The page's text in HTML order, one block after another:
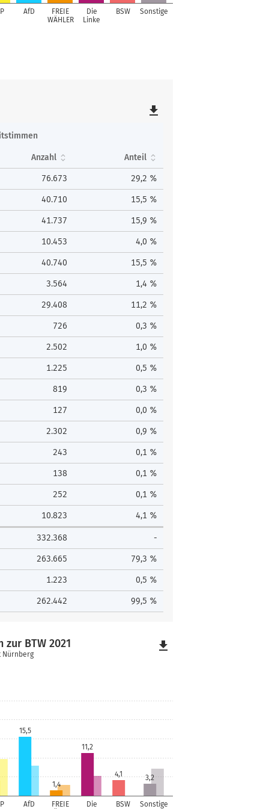
AfD
FREIE
WÄHLER
Die
Linke
BSW Sonstige
file_download
Anzahl Anteil
76.673 29,2 %
40.710 15,5 %
41.737 15,9 %
10.453 4,0 %
40.740 15,5 %
3.564 1,4 %
29.408 11,2 %
726 0,3 %
2.502 1,0 %
1.225 0,5 %
819 0,3 %
127 0,0 %
2.302 0,9 %
243 0,1 %
138 0,1 %
252 0,1 %
10.823 4,1 %
332.368 -
263.665 79,3 %
1.223 0,5 %
262.442 99,5 %
AfD
FREIE
Die
BSW Sonstige
15,5
1,4
11,2
4,1 3,2
BTW 2021
Nürnberg
file_download